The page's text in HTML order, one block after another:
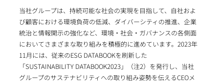
当社グループは、持続可能な社会の実現を目指して、自社およ
び顧客における環境負荷の低減、ダイバーシティの推進、企業
統治と情報開示の強化など、環境・社会・ガバナンスの各側面
においてさまざまな取り組みを積極的に進めています。2023年
11月には、従来のESG DATABOOKを刷新した
「SUSTAINABILITY DATABOOK2023」（注2）を発行し、当社
グループのサステナビリティへの取り組み姿勢を伝えるCEOメ